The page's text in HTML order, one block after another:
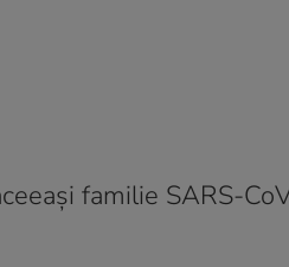
familie SARS-